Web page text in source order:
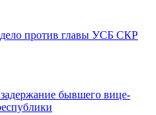
против главы УСБ СКР
бывшего вице-